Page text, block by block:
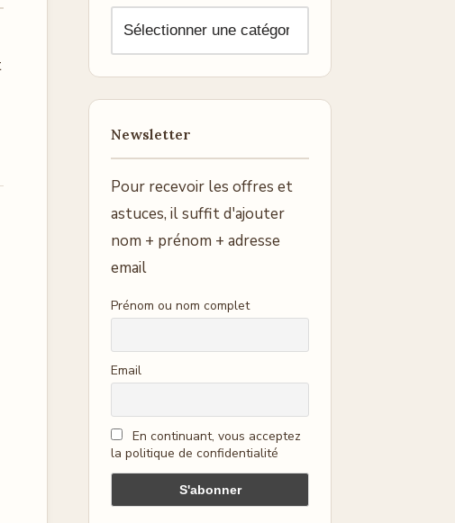
Newsletter
Pour recevoir les offres et
astuces, il suffit d'ajouter
nom + prénom + adresse
email
Prénom ou nom complet
Email
En continuant, vous acceptez
la politique de confidentialité